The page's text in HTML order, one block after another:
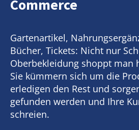
Commerce
Gartenartikel,
Bücher, Tickets: Nicht nur
Oberbekleidung shoppt man
Sie kümmern sich um die
erledigen den Rest und
gefunden werden und Ihre
schreien.